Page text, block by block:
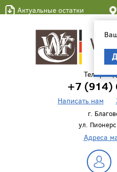
Актуальные остатки
Телефон
+7 (914)
Написать нам
г.
ул.
Адреса